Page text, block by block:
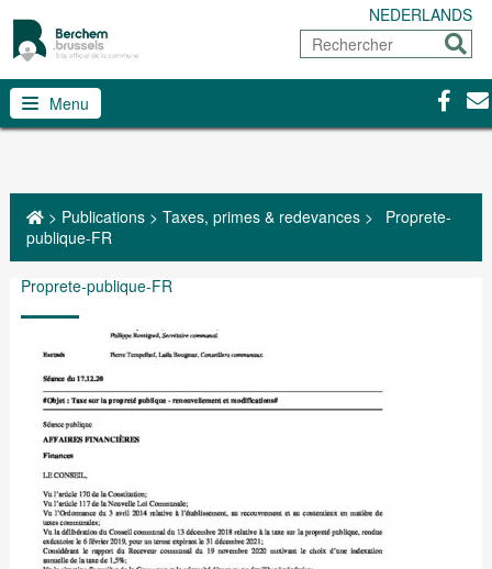
NEDERLANDS
Rechercher
Menu
> Publications> Taxes, primes & redevances>
Proprete-
publique-FR
Proprete-publique-FR